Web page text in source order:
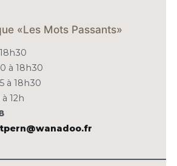
«Les Mots Passants»
à 18h30
à 18h30
12h